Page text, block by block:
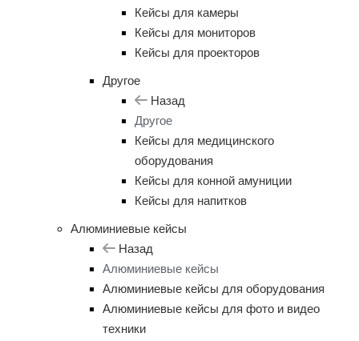
Кейсы для камеры
Кейсы для мониторов
Кейсы для проекторов
Другое
Назад
Другое
Кейсы для медицинского
оборудования
Кейсы для конной амуниции
Кейсы для напитков
Алюминиевые кейсы
Назад
Алюминиевые кейсы
Алюминиевые кейсы для оборудования
Алюминиевые кейсы для фото и видео
техники